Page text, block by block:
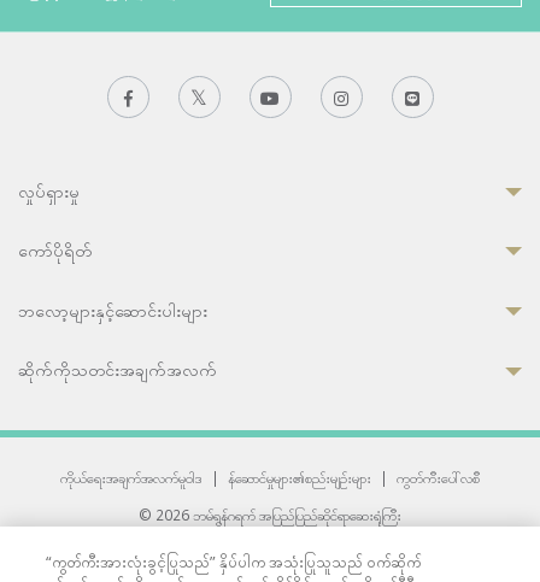
လှုပ်ရှားမှု
ကော်ပိုရိတ်
ဘလော့များနှင့်ဆောင်းပါးများ
ဆိုက်ကိုသတင်းအချက်အလက်
ကိုယ်ရေးအချက်အလက်မူဝါဒ | န်ဆောင်မှုများ၏စည်းမျဉ်းများ |
ကွတ်ကီးပေါ်လစီ
© 2026 ဘမ်ရွန်ဂရက် အပြည်ပြည်ဆိုင်ရာဆေးရုံကြီး
“ကွတ်ကီးအားလုံးခွင့်ပြုသည်” နှိပ်ပါက အသုံးပြုသူသည် ဝက်ဆိုက်